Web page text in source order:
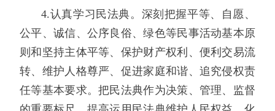
4.认真学习民法典。深刻把握平等、自愿、
公平、诚信、公序良俗、绿色等民事活动基本原
则和坚持主体平等、保护财产权利、便利交易流
转、维护人格尊严、促进家庭和谐、追究侵权责
任等基本要求。把民法典作为决策、管理、监督